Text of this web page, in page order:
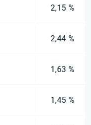
2,15 %
2,44 %
1,63 %
1,45 %